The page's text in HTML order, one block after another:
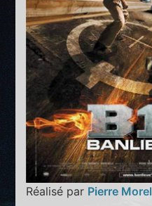
Réalisé par Pierre Morel